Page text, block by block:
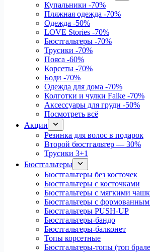
Купальники -70%
Пляжная одежда -70%
Одежда -50%
LOVE Stories -70%
Бюстгальтеры -70%
Трусики -70%
Пояса -60%
Корсеты -70%
Боди -70%
Одежда для дома -70%
Колготки и чулки Falke -70%
Аксессуары для груди -50%
Посмотреть всё
Акции
Резинка для волос в подарок
Второй бюстгальтер — 30%
Трусики 3+1
Бюстгальтеры
Бюстгальтеры без косточек
Бюстгальтеры с косточками
Бюстгальтеры с мягкими
Бюстгальтеры с
Бюстгальтеры PUSH-UP
Бюстгальтеры-бандо
Бюстгальтеры-балконет
Топы корсетные
Бюстгальтеры-топы (топ